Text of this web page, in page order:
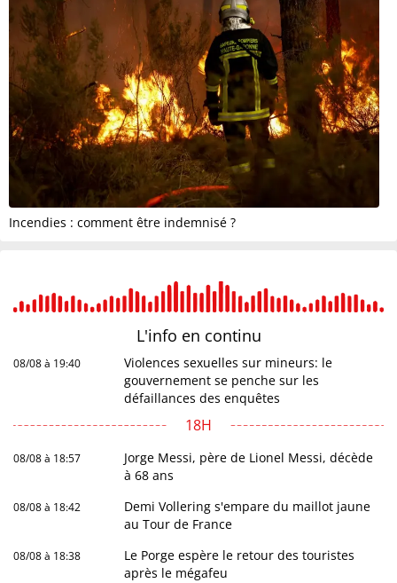
Incendies : comment être indemnisé ?
L'info en continu
08/08 à 19:40
Violences sexuelles sur mineurs: le
gouvernement se penche sur les
défaillances des enquêtes
18H
08/08 à 18:57
Jorge Messi, père de Lionel Messi, décède
à 68 ans
08/08 à 18:42
Demi Vollering s'empare du maillot jaune
au Tour de France
08/08 à 18:38
Le Porge espère le retour des touristes
après le mégafeu